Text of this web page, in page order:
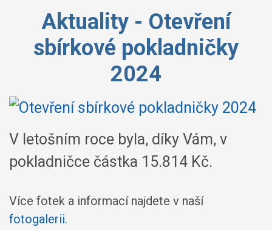
Aktuality - Otevření
sbírkové pokladničky
2024
V letošním roce byla, díky Vám, v
pokladničce částka 15.814 Kč.
Více fotek a informací najdete v naší
fotogalerii.